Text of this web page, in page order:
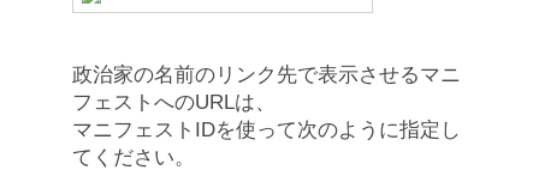
政治家の名前のリンク先で表示させるマニ
フェストへのURLは、
マニフェストIDを使って次のように指定し
てください。